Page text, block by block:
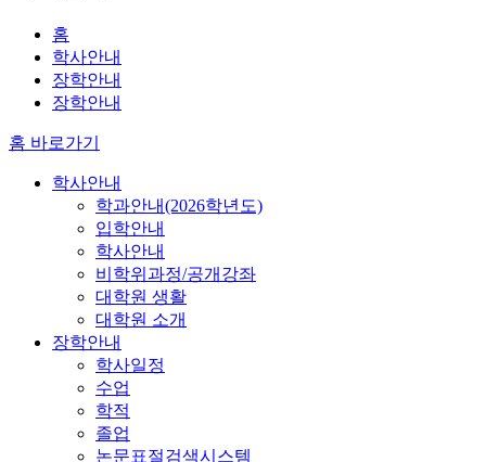
홈
학사안내
장학안내
장학안내
홈 바로가기
학사안내
학과안내(2026학년도)
입학안내
학사안내
비학위과정/공개강좌
대학원 생활
대학원 소개
장학안내
학사일정
수업
학적
졸업
논문표절검색시스템